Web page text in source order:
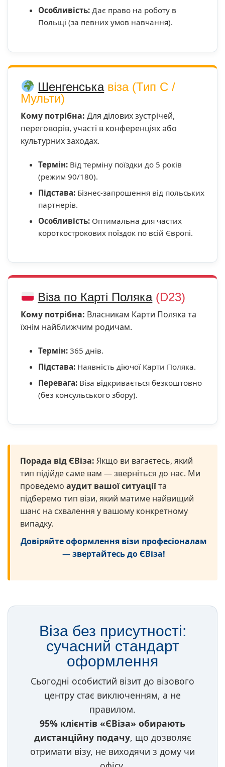
Особливість: Дає право на роботу в
Польщі (за певних умов навчання).
Шенгенська віза (Тип С /
Мульти)
Кому потрібна: Для ділових зустрічей,
переговорів, участі в конференціях або
культурних заходах.
Термін: Від терміну поїздки до 5 років
(режим 90/180).
Підстава: Бізнес-запрошення від польських
партнерів.
Особливість: Оптимальна для частих
короткострокових поїздок по всій Європі.
Віза по Карті Поляка(D23)
Кому потрібна: Власникам Карти Поляка та
їхнім найближчим родичам.
Термін: 365 днів.
Підстава: Наявність діючої Карти Поляка.
Перевага: Віза відкривається безкоштовно
(без консульського збору).
Порада від ЄВіза: Якщо ви вагаєтесь, який
тип підійде саме вам — зверніться до нас. Ми
проведемо аудит вашої ситуаціїта
підберемо тип візи, який матиме найвищий
шанс на схвалення у вашому конкретному
випадку.
Довіряйте оформлення візи професіоналам
— звертайтесь до ЄВіза!
Віза без присутності:
сучасний стандарт
оформлення
Сьогодні особистий візит до візового
центру стає виключенням, а не
правилом.
95% клієнтів «ЄВіза» обирають
дистанційну подачу, що дозволяє
отримати візу, не виходячи з дому чи